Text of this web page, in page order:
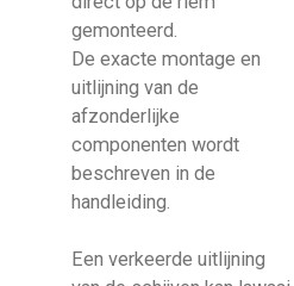
gemonteerd.
De exacte montage en
uitlijning van de
afzonderlijke
componenten wordt
beschreven in de
handleiding.
Een verkeerde uitlijning